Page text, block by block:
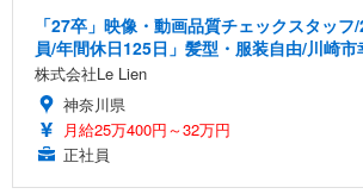
「27卒」映像・動画品質チェックスタッ
員/年間休日125日」髪型・服装自由/川崎市
株式会社Le Lien
神奈川県
月給25万400円～32万円
正社員